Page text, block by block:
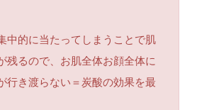
中的に当たってしまうことで肌
残るので、お肌全体お顔全体に
行き渡らない＝炭酸の効果を最